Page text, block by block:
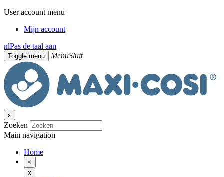
User account menu
Mijn account
nlPas de taal aan
Toggle menu MenuSluit
x
Zoeken
Main navigation
Home
<
x